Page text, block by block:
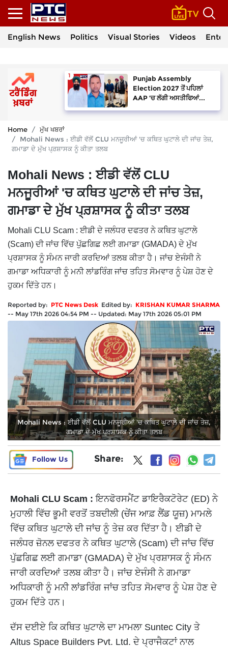
English News Politics Visual Stories Videos
Punjab Assembly
Election 2027 ਤੋਂ ਪਹਿਲਾਂ
AAP ’ਚ ਲੱਗੀ ਅਸਤੀਫਿਆਂ...
Home
ਮੁੱਖ ਖਬਰਾਂ
Mohali News : ਈਡੀ ਵੱਲੋਂ CLU ਮਨਜੂਰੀਆਂ 'ਚ ਕਥਿਤ ਘੁਟਾਲੇ ਦੀ ਜਾਂਚ ਤੇਜ਼,
ਗਮਾਡਾ ਦੇ ਮੁੱਖ ਪ੍ਰ਼ਸ਼ਾਸਕ ਨੂੰ ਕੀਤਾ ਤਲਬ
Mohali News : ਈਡੀ ਵੱਲੋਂ CLU
ਮਨਜੂਰੀਆਂ 'ਚ ਕਥਿਤ ਘੁਟਾਲੇ ਦੀ ਜਾਂਚ ਤੇਜ਼,
ਗਮਾਡਾ ਦੇ ਮੁੱਖ ਪ੍ਰ਼ਸ਼ਾਸਕ ਨੂੰ ਕੀਤਾ ਤਲਬ
Mohali CLU Scam : ਈਡੀ ਦੇ ਜਲੰਧਰ ਦਫਤਰ ਨੇ ਕਥਿਤ ਘੁਟਾਲੇ
(Scam) ਦੀ ਜਾਂਚ ਵਿੱਚ ਪੁੱਛਗਿਛ ਲਈ ਗਮਾਡਾ (GMADA) ਦੇ ਮੁੱਖ
ਪ੍ਰਸ਼ਾਸਕ ਨੂੰ ਸੰਮਨ ਜਾਰੀ ਕਰਦਿਆਂ ਤਲਬ ਕੀਤਾ ਹੈ। ਜਾਂਚ ਏਜੰਸੀ ਨੇ
ਗਮਾਡਾ ਅਧਿਕਾਰੀ ਨੂੰ ਮਨੀ ਲਾਂਡਰਿੰਗ ਜਾਂਚ ਤਹਿਤ ਸੋਮਵਾਰ ਨੂੰ ਪੇਸ਼ ਹੋਣ ਦੇ
ਹੁਕਮ ਦਿੱਤੇ ਹਨ।
Reported by: PTC News Desk Edited by: KRISHAN KUMAR SHARMA
-- May 17th 2026 04:54 PM -- Updated: May 17th 2026 05:01 PM
Mohali News : ਈਡੀ ਵੱਲੋਂ CLU ਮਨਜੂਰੀਆਂ 'ਚ ਕਥਿਤ ਘੁਟਾਲੇ ਦੀ ਜਾਂਚ ਤੇਜ਼,
ਗਮਾਡਾ ਦੇ ਮੁੱਖ ਪ੍ਰ਼ਸ਼ਾਸਕ ਨੂੰ ਕੀਤਾ ਤਲਬ
Follow Us Share:
Mohali CLU Scam :ਇਨਫੋਰਸਮੈਂਟ ਡਾਇਰੈਕਟੋਰੇਟ (ED) ਨੇ
ਮੁਹਾਲੀ ਵਿੱਚ ਭੂਮੀ ਵਰਤੋਂ ਤਬਦੀਲੀ (ਚੇਂਜ ਆਫ਼ ਲੈਂਡ ਯੂਜ਼) ਮਾਮਲੇ
ਵਿੱਚ ਕਥਿਤ ਘੁਟਾਲੇ ਦੀ ਜਾਂਚ ਨੂੰ ਤੇਜ਼ ਕਰ ਦਿੱਤਾ ਹੈ। ਈਡੀ ਦੇ
ਜਲੰਧਰ ਜ਼ੋਨਲ ਦਫਤਰ ਨੇ ਕਥਿਤ ਘੁਟਾਲੇ (Scam) ਦੀ ਜਾਂਚ ਵਿੱਚ
ਪੁੱਛਗਿਛ ਲਈ ਗਮਾਡਾ (GMADA) ਦੇ ਮੁੱਖ ਪ੍ਰਸ਼ਾਸਕ ਨੂੰ ਸੰਮਨ
ਜਾਰੀ ਕਰਦਿਆਂ ਤਲਬ ਕੀਤਾ ਹੈ। ਜਾਂਚ ਏਜੰਸੀ ਨੇ ਗਮਾਡਾ
ਅਧਿਕਾਰੀ ਨੂੰ ਮਨੀ ਲਾਂਡਰਿੰਗ ਜਾਂਚ ਤਹਿਤ ਸੋਮਵਾਰ ਨੂੰ ਪੇਸ਼ ਹੋਣ ਦੇ
ਹੁਕਮ ਦਿੱਤੇ ਹਨ।
ਦੱਸ ਦਈਏ ਕਿ ਕਥਿਤ ਘੁਟਾਲੇ ਦਾ ਮਾਮਲਾ Suntec City ਤੇ
Altus Space Builders Pvt. Ltd. ਦੇ ਪ੍ਰਾਜੈਕਟਾਂ ਨਾਲ